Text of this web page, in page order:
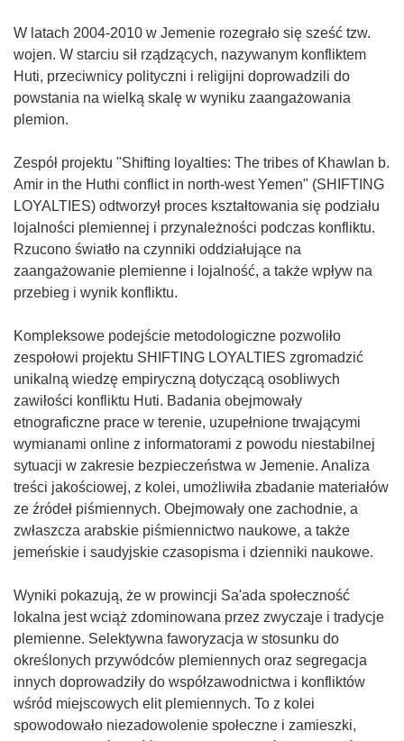
W latach 2004-2010 w Jemenie rozegrało się sześć tzw.
wojen. W starciu sił rządzących, nazywanym konfliktem
Huti, przeciwnicy polityczni i religijni doprowadzili do
powstania na wielką skalę w wyniku zaangażowania
plemion.
Zespół projektu "Shifting loyalties: The tribes of Khawlan b.
Amir in the Huthi conflict in north-west Yemen" (SHIFTING
LOYALTIES) odtworzył proces kształtowania się podziału
lojalności plemiennej i przynależności podczas konfliktu.
Rzucono światło na czynniki oddziałujące na
zaangażowanie plemienne i lojalność, a także wpływ na
przebieg i wynik konfliktu.
Kompleksowe podejście metodologiczne pozwoliło
zespołowi projektu SHIFTING LOYALTIES zgromadzić
unikalną wiedzę empiryczną dotyczącą osobliwych
zawiłości konfliktu Huti. Badania obejmowały
etnograficzne prace w terenie, uzupełnione trwającymi
wymianami online z informatorami z powodu niestabilnej
sytuacji w zakresie bezpieczeństwa w Jemenie. Analiza
treści jakościowej, z kolei, umożliwiła zbadanie materiałów
ze źródeł piśmiennych. Obejmowały one zachodnie, a
zwłaszcza arabskie piśmiennictwo naukowe, a także
jemeńskie i saudyjskie czasopisma i dzienniki naukowe.
Wyniki pokazują, że w prowincji Sa'ada społeczność
lokalna jest wciąż zdominowana przez zwyczaje i tradycje
plemienne. Selektywna faworyzacja w stosunku do
określonych przywódców plemiennych oraz segregacja
innych doprowadziły do współzawodnictwa i konfliktów
wśród miejscowych elit plemiennych. To z kolei
spowodowało niezadowolenie społeczne i zamieszki,